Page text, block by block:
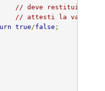
// deve restituire un
// attesti la
true/false ;